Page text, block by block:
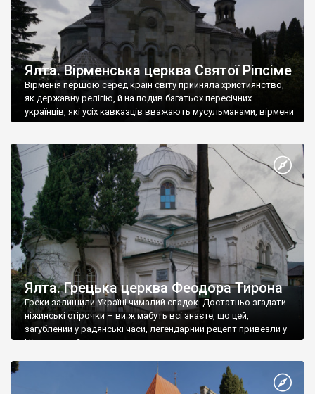
Ялта. Вірменська церква Святої Ріпсіме
Вірменія першою серед країн світу прийняла християнство,
як державну релігію, й на подив багатьох пересічних
українців, які усіх кавказців вважають мусульманами, вірмени
є відданими вірянами Христа
Ялта. Грецька церква Феодора Тирона
Греки залишили Україні чималий спадок. Достатньо згадати
ніжинські огірочки – ви ж мабуть всі знаєте, що цей,
загублений у радянські часи, легендарний рецепт привезли у
Ніжин греки?